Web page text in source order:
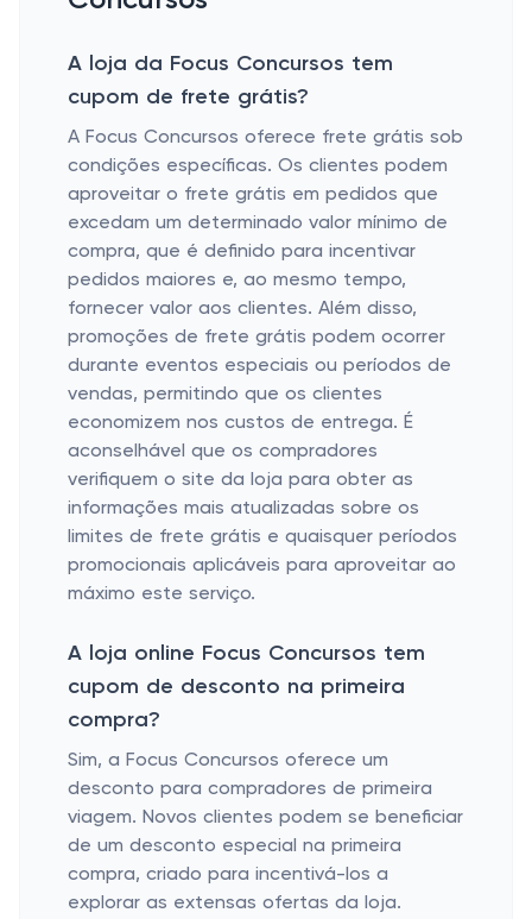
A loja da Focus Concursos tem
cupom de frete grátis?
A Focus Concursos oferece frete grátis sob
condições específicas. Os clientes podem
aproveitar o frete grátis em pedidos que
excedam um determinado valor mínimo de
compra, que é definido para incentivar
pedidos maiores e, ao mesmo tempo,
fornecer valor aos clientes. Além disso,
promoções de frete grátis podem ocorrer
durante eventos especiais ou períodos de
vendas, permitindo que os clientes
economizem nos custos de entrega. É
aconselhável que os compradores
verifiquem o site da loja para obter as
informações mais atualizadas sobre os
limites de frete grátis e quaisquer períodos
promocionais aplicáveis ​​para aproveitar ao
máximo este serviço.
A loja online Focus Concursos tem
cupom de desconto na primeira
compra?
Sim, a Focus Concursos oferece um
desconto para compradores de primeira
viagem. Novos clientes podem se beneficiar
de um desconto especial na primeira
compra, criado para incentivá-los a
explorar as extensas ofertas da loja.